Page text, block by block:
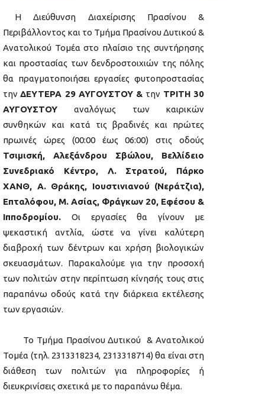
Η Διεύθυνση Διαχείρισης Πρασίνου &
Περιβάλλοντος και το Τμήμα Πρασίνου Δυτικού &
Ανατολικού Τομέα στο πλαίσιο της συντήρησης
και προστασίας των δενδροστοιχιών της πόλης
θα πραγματοποιήσει εργασίες φυτοπροστασίας
τηνΔΕΥΤΕΡΑ 29 ΑΥΓΟΥΣΤΟΥ & την ΤΡΙΤΗ 30
ΑΥΓΟΥΣΤΟΥαναλόγως των καιρικών
συνθηκών και κατά τις βραδινές και πρώτες
πρωινές ώρες (00:00 έως 06:00) στις οδούς
Τσιμισκή, Αλεξάνδρου Σβώλου, Βελλίδειο
Συνεδριακό Κέντρο, Λ. Στρατού, Πάρκο
ΧΑΝΘ, Α. Θράκης, Ιουστινιανού (Νεράτζια),
Επταλόφου, Μ. Ασίας, Φράγκων 20, Εφέσου &
Ιπποδρομίου.Οι εργασίες θα γίνουν με
ψεκαστική αντλία, ώστε να γίνει καλύτερη
διαβροχή των δέντρων και χρήση βιολογικών
σκευασμάτων. Παρακαλούμε για την προσοχή
των πολιτών στην περίπτωση κίνησής τους στις
παραπάνω οδούς κατά την διάρκεια εκτέλεσης
των εργασιών.
Το Τμήμα Πρασίνου Δυτικού & Ανατολικού
Τομέα (τηλ. 2313318234, 2313318714) θα είναι στη
διάθεση των πολιτών για πληροφορίες ή
διευκρινίσεις σχετικά με το παραπάνω θέμα.